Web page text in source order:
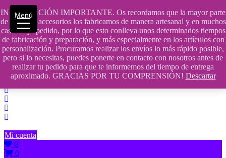
INFORMACIÓN IMPORTANTE. Os recordamos que la mayor parte
de nuestros accesorios los fabricamos de manera artesanal y en muchos
casos bajo pedido, por lo que esto conlleva unos determinados tiempos
de fabricación y preparación, y más especialmente en los artículos con
personalización. Procuramos realizar los envíos lo más rápido posible,
pero si lo necesitas, puedes ponerte en contacto con nosotros antes de
realizar tu pedido para que te informemos del tiempo de entrega
aproximado. GRACIAS POR TU COMPRENSIÓN! Descartar
Saltar
contenido
609241475 SOLO DE 10:00 a 14:00
info@hobbyaescala.com
San Fernando de Henares
10:00 - 14:00
Mi cuenta
0
0
Menú